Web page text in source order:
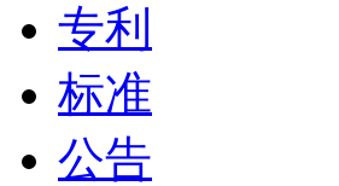
专利
标准
公告